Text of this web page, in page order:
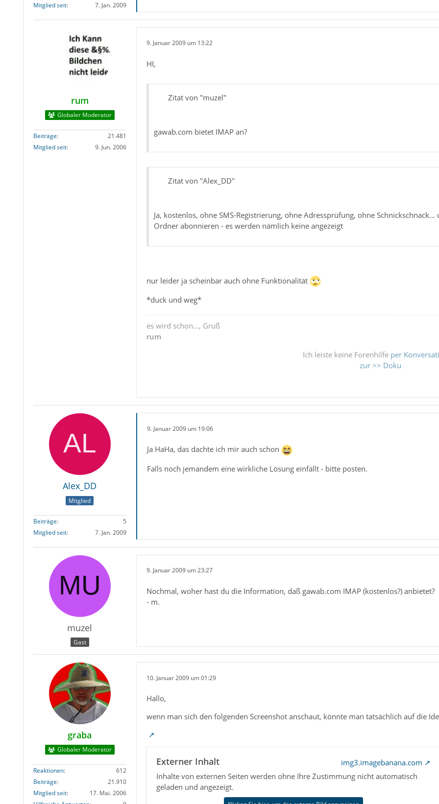
Mitglied seit
7. Jan. 2009
rum
Globaler Moderator
Beiträge
21.481
Mitglied seit
9. Jun. 2006
9. Januar 2009 um 13:22
HI,
Zitat von "muzel"
gawab.com bietet IMAP an?
Zitat von "Alex_DD"
Ja, kostenlos, ohne SMS-Registrierung, ohne Adressprüfung, ohne
Ordner abonnieren - es werden nämlich keine angezeigt
nur leider ja scheinbar auch ohne Funktionalität
*duck und weg*
es wird schon..., Gruß
rum
Ich leiste keine Forenhilfe per
zur >> Doku
Alex_DD
Mitglied
Beiträge
5
Mitglied seit
7. Jan. 2009
9. Januar 2009 um 19:06
Ja HaHa, das dachte ich mir auch schon
Falls noch jemandem eine wirkliche Lösung einfällt - bitte posten.
muzel
Gast
9. Januar 2009 um 23:27
Nochmal, woher hast du die Information, daß gawab.com IMAP (kostenlos?) anbietet?
- m.
graba
Globaler Moderator
Reaktionen
612
Beiträge
21.910
Mitglied seit
17. Mai. 2006
10. Januar 2009 um 01:29
Hallo,
wenn man sich den folgenden Screenshot anschaut, könnte man tatsächlich auf die
Externer Inhalt
img3.imagebanana.com
Inhalte von externen Seiten werden ohne Ihre Zustimmung nicht automatisch
geladen und angezeigt.